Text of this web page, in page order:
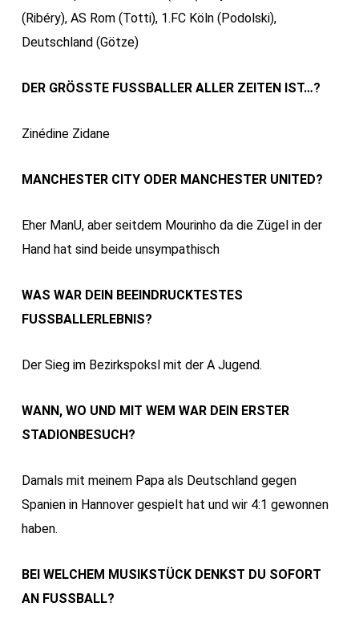
(Ribéry), AS Rom (Totti), 1.FC Köln (Podolski),
Deutschland (Götze)
DER GRÖSSTE FUSSBALLER ALLER ZEITEN IST…?
Zinédine Zidane
MANCHESTER CITY ODER MANCHESTER UNITED?
Eher ManU, aber seitdem Mourinho da die Zügel in der
Hand hat sind beide unsympathisch
WAS WAR DEIN BEEINDRUCKTESTES
FUSSBALLERLEBNIS?
Der Sieg im Bezirkspoksl mit der A Jugend.
WANN, WO UND MIT WEM WAR DEIN ERSTER
STADIONBESUCH?
Damals mit meinem Papa als Deutschland gegen
Spanien in Hannover gespielt hat und wir 4:1 gewonnen
haben.
BEI WELCHEM MUSIKSTÜCK DENKST DU SOFORT
AN FUSSBALL?